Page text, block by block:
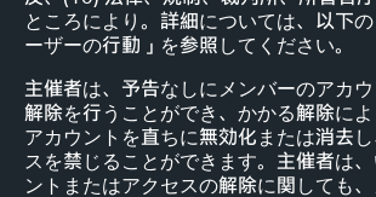
ところにより。詳細については、以下
ーザーの行動」を参照してください。
主催者は、予告なしにメンバーのアカ
解除を行うことができ、かかる解除に
アカウントを直ちに無効化または消去
スを禁じることができます。主催者は
ントまたはアクセスの解除に関しても